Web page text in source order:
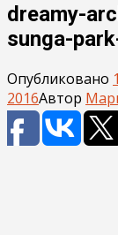
dreamy-
sunga-
Опубликовано
2016Автор